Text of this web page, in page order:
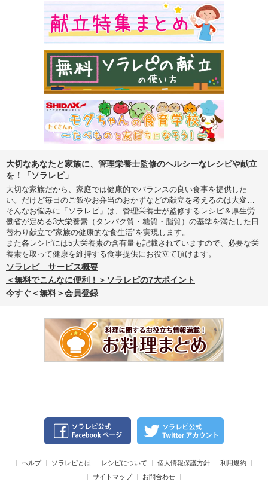
大切なあなたと家族に、管理栄養士監修のヘルシーなレシピや献立
を！「ソラレピ」
大切な家族だから、家庭では健康的でバランスの良い食事を提供した
い。だけど毎日のご飯やお弁当のおかずなどの献立を考えるのは大変…
そんなお悩みに「ソラレピ」は、管理栄養士が監修するレシピ＆厚生労
働省が定める3大栄養素（タンパク質・糖質・脂質）の基準を満たした 日
替わり献立で“家族の健康的な食生活”を実現します。
また各レシピには5大栄養素の含有量も記載されていますので、必要な栄
養素を取って健康を維持する食事提供にお役立て頂けます。
ソラレピ サービス概要
＜無料でこんなに便利！＞ソラレピの7大ポイント
今すぐ＜無料＞会員登録
ヘルプ ソラレピとは レシピについて 個人情報保護方針
利用規約
サイトマップ
お問合わせ